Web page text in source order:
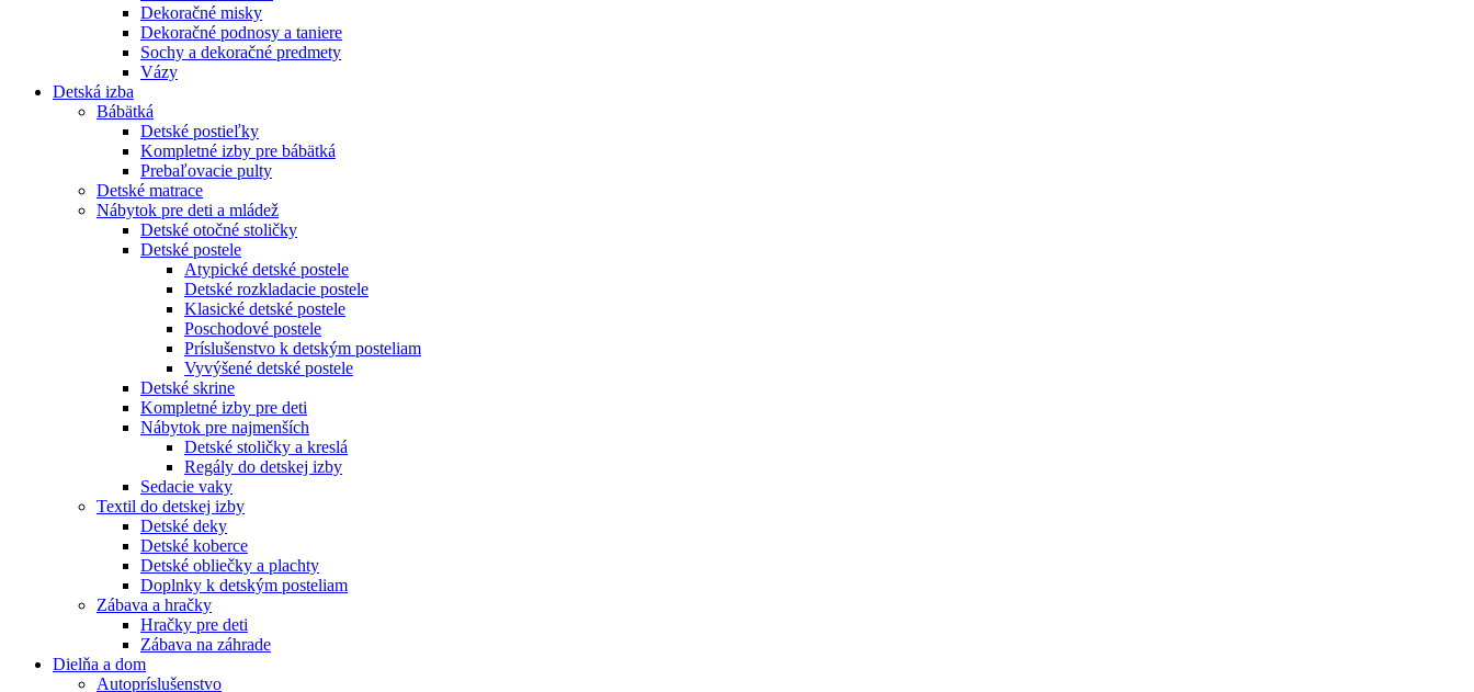
Dekoračné misky
Dekoračné podnosy a taniere
Sochy a dekoračné predmety
Vázy
Detská izba
Bábätká
Detské postieľky
Kompletné izby pre bábätká
Prebaľovacie pulty
Detské matrace
Nábytok pre deti a mládež
Detské otočné stoličky
Detské postele
Atypické detské postele
Detské rozkladacie postele
Klasické detské postele
Poschodové postele
Príslušenstvo k detským posteliam
Vyvýšené detské postele
Detské skrine
Kompletné izby pre deti
Nábytok pre najmenších
Detské stoličky a kreslá
Regály do detskej izby
Sedacie vaky
Textil do detskej izby
Detské deky
Detské koberce
Detské obliečky a plachty
Doplnky k detským posteliam
Zábava a hračky
Hračky pre deti
Zábava na záhrade
Dielňa a dom
Autopríslušenstvo